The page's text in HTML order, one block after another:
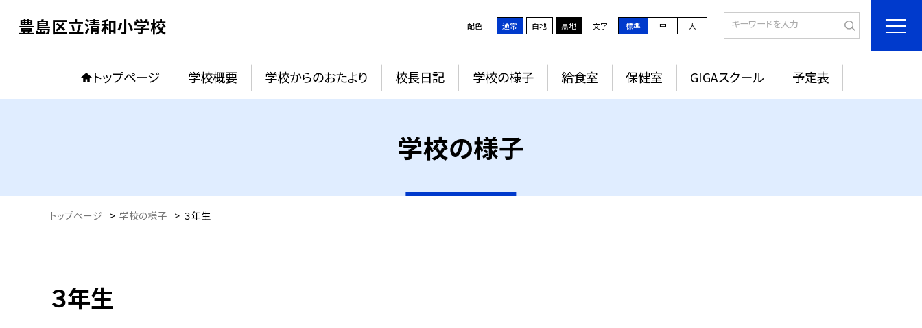
豊島区立清和小学校 配色 通常 白地 黒地 文字 標準 中 大
トップページ 学校概要 学校からのおたより 校長日記 学校の様子 給食室 保健室 GIGAスクール 予定表
学校の様子
トップページ > 学校の様子 > ３年生
３年生